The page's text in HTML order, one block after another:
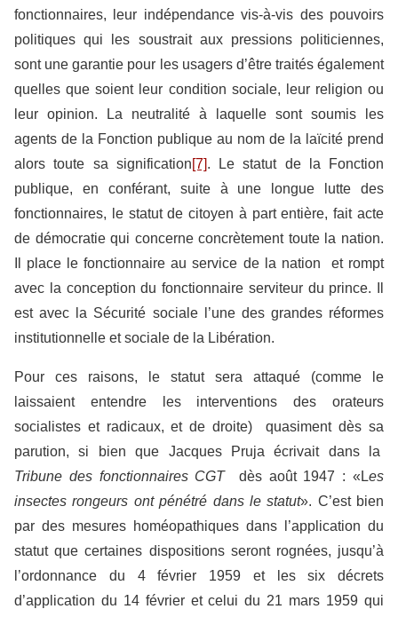
fonctionnaires, leur indépendance vis-à-vis des pouvoirs
politiques qui les soustrait aux pressions politiciennes,
sont une garantie pour les usagers d’être traités également
quelles que soient leur condition sociale, leur religion ou
leur opinion. La neutralité à laquelle sont soumis les
agents de la Fonction publique au nom de la laïcité prend
alors toute sa signification[7]. Le statut de la Fonction
publique, en conférant, suite à une longue lutte des
fonctionnaires, le statut de citoyen à part entière, fait acte
de démocratie qui concerne concrètement toute la nation.
Il place le fonctionnaire au service de la nation et rompt
avec la conception du fonctionnaire serviteur du prince. Il
est avec la Sécurité sociale l’une des grandes réformes
institutionnelle et sociale de la Libération.
Pour ces raisons, le statut sera attaqué (comme le
laissaient entendre les interventions des orateurs
socialistes et radicaux, et de droite) quasiment dès sa
parution, si bien que Jacques Pruja écrivait dans la
Tribune des fonctionnaires CGTdès août 1947 : «Les
insectes rongeurs ont pénétré dans le statut». C’est bien
par des mesures homéopathiques dans l’application du
statut que certaines dispositions seront rognées, jusqu’à
l’ordonnance du 4 février 1959 et les six décrets
d’application du 14 février et celui du 21 mars 1959 qui